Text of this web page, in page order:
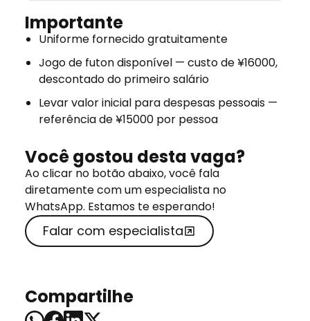
Importante
Uniforme fornecido gratuitamente
Jogo de futon disponível — custo de ¥16000,
descontado do primeiro salário
Levar valor inicial para despesas pessoais —
referência de ¥15000 por pessoa
Você gostou desta vaga?
Ao clicar no botão abaixo, você fala
diretamente com um especialista no
WhatsApp. Estamos te esperando!
Falar com especialista
Compartilhe